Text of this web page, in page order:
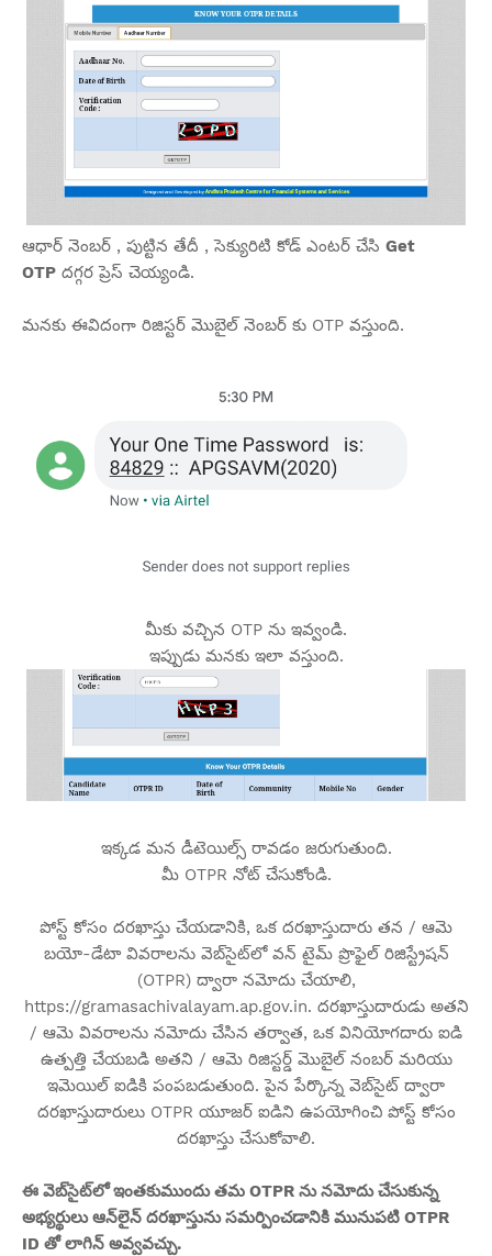
ఆధార్ నెంబర్ , పుట్టిన తేదీ , సెక్యురిటి కోడ్ ఎంటర్ చేసి Get
OTP దగ్గర ప్రెస్ చెయ్యండి.
మనకు ఈవిదంగా రిజిస్టర్ మొబైల్ నెంబర్ కు OTP వస్తుంది.
మీకు వచ్చిన OTP ను ఇవ్వండి.
ఇప్పుడు మనకు ఇలా వస్తుంది.
ఇక్కడ మన డీటెయిల్స్ రావడం జరుగుతుంది.
మీ OTPR నోట్ చేసుకోండి.
పోస్ట్ కోసం దరఖాస్తు చేయడానికి, ఒక దరఖాస్తుదారు తన / ఆమె
బయో-డేటా వివరాలను వెబ్‌సైట్‌లో వన్ టైమ్ ప్రొఫైల్ రిజిస్ట్రేషన్
(OTPR) ద్వారా నమోదు చేయాలి,
https://gramasachivalayam.ap.gov.in. దరఖాస్తుదారుడు అతని
/ ఆమె వివరాలను నమోదు చేసిన తర్వాత, ఒక వినియోగదారు ఐడి
ఉత్పత్తి చేయబడి అతని / ఆమె రిజిస్టర్డ్ మొబైల్ నంబర్ మరియు
ఇమెయిల్ ఐడికి పంపబడుతుంది. పైన పేర్కొన్న వెబ్‌సైట్ ద్వారా
దరఖాస్తుదారులు OTPR యూజర్ ఐడిని ఉపయోగించి పోస్ట్ కోసం
దరఖాస్తు చేసుకోవాలి.
ఈ వెబ్‌సైట్‌లో ఇంతకుముందు తమ OTPR ను నమోదు చేసుకున్న
అభ్యర్థులు ఆన్‌లైన్ దరఖాస్తును సమర్పించడానికి మునుపటి OTPR
ID తో లాగిన్ అవ్వవచ్చు.